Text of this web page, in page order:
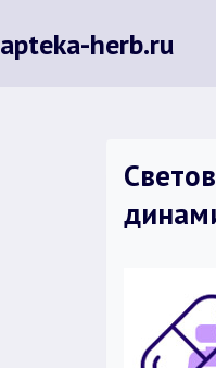
apteka-herb.ru